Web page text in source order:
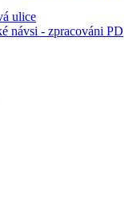
ulice
návsi - zpracováni PD